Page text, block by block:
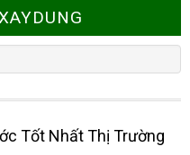
Tốt Nhất Thị Trường